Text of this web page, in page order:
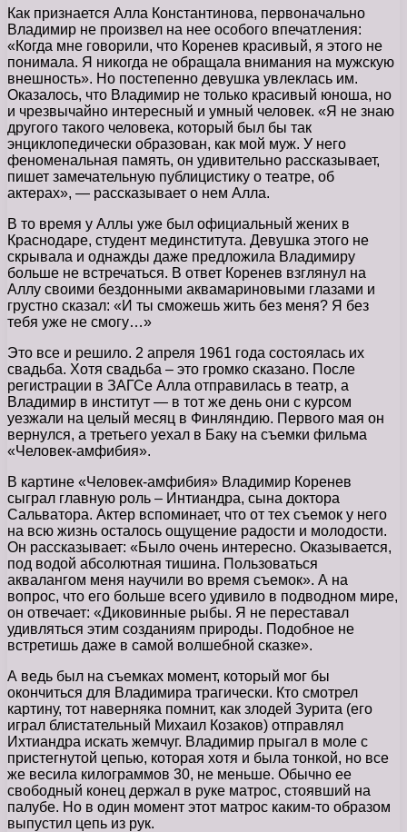
Как признается Алла Константинова, первоначально
Владимир не произвел на нее особого впечатления:
«Когда мне говорили, что Коренев красивый, я этого не
понимала. Я никогда не обращала внимания на мужскую
внешность». Но постепенно девушка увлеклась им.
Оказалось, что Владимир не только красивый юноша, но
и чрезвычайно интересный и умный человек. «Я не знаю
другого такого человека, который был бы так
энциклопедически образован, как мой муж. У него
феноменальная память, он удивительно рассказывает,
пишет замечательную публицистику о театре, об
актерах», — рассказывает о нем Алла.
В то время у Аллы уже был официальный жених в
Краснодаре, студент мединститута. Девушка этого не
скрывала и однажды даже предложила Владимиру
больше не встречаться. В ответ Коренев взглянул на
Аллу своими бездонными аквамариновыми глазами и
грустно сказал: «И ты сможешь жить без меня? Я без
тебя уже не смогу…»
Это все и решило. 2 апреля 1961 года состоялась их
свадьба. Хотя свадьба – это громко сказано. После
регистрации в ЗАГСе Алла отправилась в театр, а
Владимир в институт — в тот же день они с курсом
уезжали на целый месяц в Финляндию. Первого мая он
вернулся, а третьего уехал в Баку на съемки фильма
«Человек-амфибия».
В картине «Человек-амфибия» Владимир Коренев
сыграл главную роль – Интиандра, сына доктора
Сальватора. Актер вспоминает, что от тех съемок у него
на всю жизнь осталось ощущение радости и молодости.
Он рассказывает: «Было очень интересно. Оказывается,
под водой абсолютная тишина. Пользоваться
аквалангом меня научили во время съемок». А на
вопрос, что его больше всего удивило в подводном мире,
он отвечает: «Диковинные рыбы. Я не переставал
удивляться этим созданиям природы. Подобное не
встретишь даже в самой волшебной сказке».
А ведь был на съемках момент, который мог бы
окончиться для Владимира трагически. Кто смотрел
картину, тот наверняка помнит, как злодей Зурита (его
играл блистательный Михаил Козаков) отправлял
Ихтиандра искать жемчуг. Владимир прыгал в моле с
пристегнутой цепью, которая хотя и была тонкой, но все
же весила килограммов 30, не меньше. Обычно ее
свободный конец держал в руке матрос, стоявший на
палубе. Но в один момент этот матрос каким-то образом
выпустил цепь из рук.